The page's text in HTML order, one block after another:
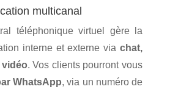
multicanal
téléphonique virtuel gère la
interne et externe via chat,
. Vos clients pourront vous
WhatsApp, via un numéro de